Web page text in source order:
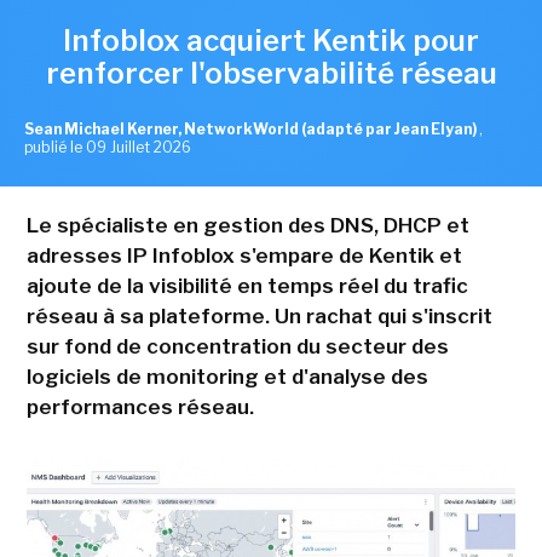
Infoblox acquiert Kentik pour
renforcer l'observabilité réseau
Sean Michael Kerner, NetworkWorld (adapté par Jean Elyan) ,
publié le 09 Juillet 2026
Le spécialiste en gestion des DNS, DHCP et
adresses IP Infoblox s'empare de Kentik et
ajoute de la visibilité en temps réel du trafic
réseau à sa plateforme. Un rachat qui s'inscrit
sur fond de concentration du secteur des
logiciels de monitoring et d'analyse des
performances réseau.